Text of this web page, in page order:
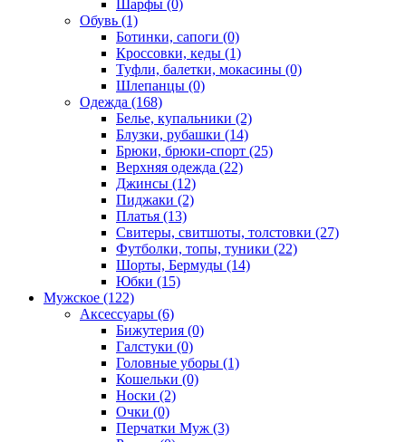
Шарфы (0)
Обувь (1)
Ботинки, сапоги (0)
Кроссовки, кеды (1)
Туфли, балетки, мокасины (0)
Шлепанцы (0)
Одежда (168)
Белье, купальники (2)
Блузки, рубашки (14)
Брюки, брюки-спорт (25)
Верхняя одежда (22)
Джинсы (12)
Пиджаки (2)
Платья (13)
Свитеры, свитшоты, толстовки (27)
Футболки, топы, туники (22)
Шорты, Бермуды (14)
Юбки (15)
Мужское (122)
Аксессуары (6)
Бижутерия (0)
Галстуки (0)
Головные уборы (1)
Кошельки (0)
Носки (2)
Очки (0)
Перчатки Муж (3)